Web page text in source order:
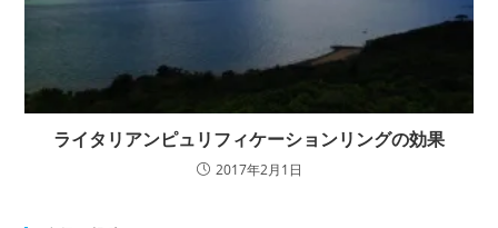
ライタリアンピュリフィケーションリングの効果
2017年2月1日